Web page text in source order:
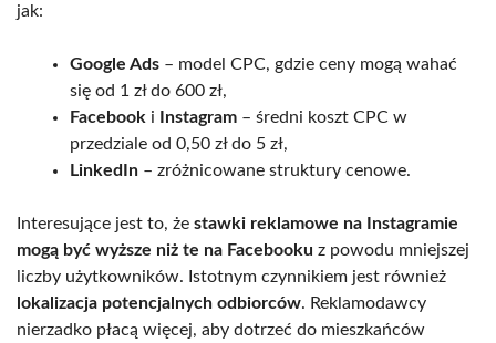
jak:
Google Ads – model CPC, gdzie ceny mogą wahać
się od 1 zł do 600 zł,
Facebook i Instagram – średni koszt CPC w
przedziale od 0,50 zł do 5 zł,
LinkedIn – zróżnicowane struktury cenowe.
Interesujące jest to, że stawki reklamowe na Instagramie
mogą być wyższe niż te na Facebooku z powodu mniejszej
liczby użytkowników. Istotnym czynnikiem jest również
lokalizacja potencjalnych odbiorców. Reklamodawcy
nierzadko płacą więcej, aby dotrzeć do mieszkańców